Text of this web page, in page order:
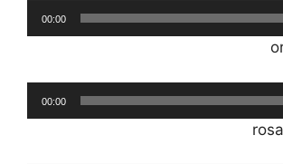
00:00
00:00